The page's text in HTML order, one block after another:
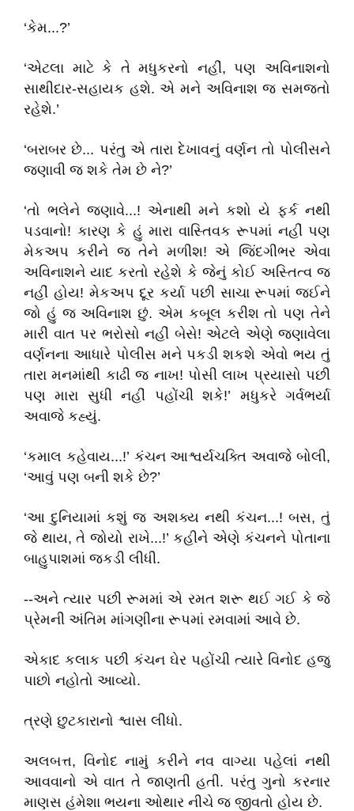
‘કેમ...?’
‘એટલા માટે કે તે મધુકરનો નહીં, પણ અવિનાશનો
સાથીદાર-સહાયક હશે. એ મને અવિનાશ જ સમજતો
રહેશે.’
‘બરાબર છે... પરંતુ એ તારા દેખાવનું વર્ણન તો પોલીસને
જણાવી જ શકે તેમ છે ને?’
‘તો ભલેને જણાવે...! એનાથી મને કશો યે ફર્ક નથી
પડવાનો! કારણ કે હું મારા વાસ્તિવક રૂપમાં નહીં પણ
મેકઅપ કરીને જ તેને મળીશ! એ જિંદગીભર એવા
અવિનાશને યાદ કરતો રહેશે કે જેનું કોઈ અસ્તિત્વ જ
નહીં હોય! મેકઅપ દૂર કર્યા પછી સાચા રૂપમાં જઈને
જો હું જ અવિનાશ છું. એમ કબૂલ કરીશ તો પણ તેને
મારી વાત પર ભરોસો નહીં બેસે! એટલે એણે જણાવેલા
વર્ણનના આધારે પોલીસ મને પકડી શકશે એવો ભય તું
તારા મનમાંથી કાઢી જ નાખ! પોસી લાખ પ્રયાસો પછી
પણ મારા સુધી નહીં પહોંચી શકે!’ મધુકરે ગર્વભર્યા
અવાજે કહ્યું.
‘કમાલ કહેવાય...!’ કંચન આશ્વર્યચક્તિ અવાજે બોલી,
‘આવું પણ બની શકે છે?’
‘આ દુનિયામાં કશું જ અશક્ય નથી કંચન...! બસ, તું
જે થાય, તે જોયો રાખે...!’ કહીને એણે કંચનને પોતાના
બાહુપાશમાં જકડી લીધી.
--અને ત્યાર પછી રૂમમાં એ રમત શરૂ થઈ ગઈ કે જે
પ્રેમની અંતિમ માંગણીના રૂપમાં રમવામાં આવે છે.
એકાદ કલાક પછી કંચન ઘેર પહોંચી ત્યારે વિનોદ હજુ
પાછો નહોતો આવ્યો.
ત્રણે છુટકારાનો શ્વાસ લીધો.
અલબત્ત, વિનોદ નામું કરીને નવ વાગ્યા પહેલાં નથી
આવવાનો એ વાત તે જાણતી હતી. પરંતુ ગુનો કરનાર
માણસ હંમેશા ભયના ઓથાર નીચે જ જીવતો હોય છે.